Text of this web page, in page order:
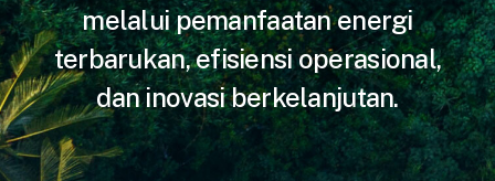
melalui pemanfaatan energi
terbarukan, efisiensi operasional,
dan inovasi berkelanjutan.